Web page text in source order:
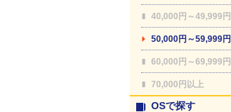
40,000円～49,999円
50,000円～59,999円
60,000円～69,999円
70,000円以上
OSで探す